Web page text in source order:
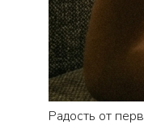
Радость от
ПОМОЖЕМ
ЗАПИШЕМ НА
ВВОДНОЕ ЗАНЯТИЕ
ЗАПИСАТЬСЯ